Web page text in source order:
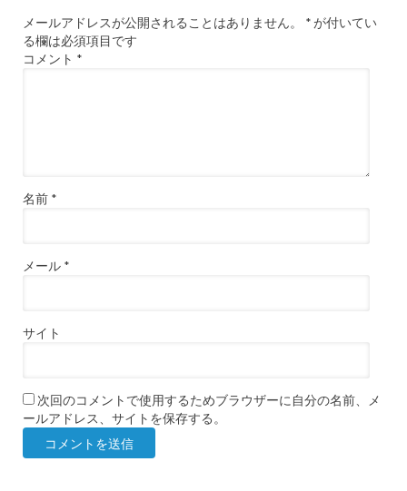
メールアドレスが公開されることはありません。 *が付いてい
る欄は必須項目です
コメント *
名前 *
メール *
サイト
次回のコメントで使用するためブラウザーに自分の名前、メ
ールアドレス、サイトを保存する。